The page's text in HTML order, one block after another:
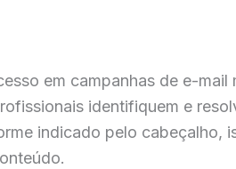
em campanhas de e-
identifiquem e
indicado pelo cabeçalho,